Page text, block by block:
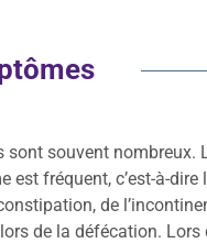
sont souvent nombreux.
est fréquent, c’est-à-
de
de la défécation.